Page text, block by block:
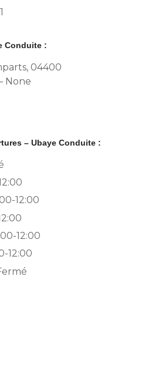
Conduite :
04400
None
– Ubaye Conduite :
12:00
12:00
12:00